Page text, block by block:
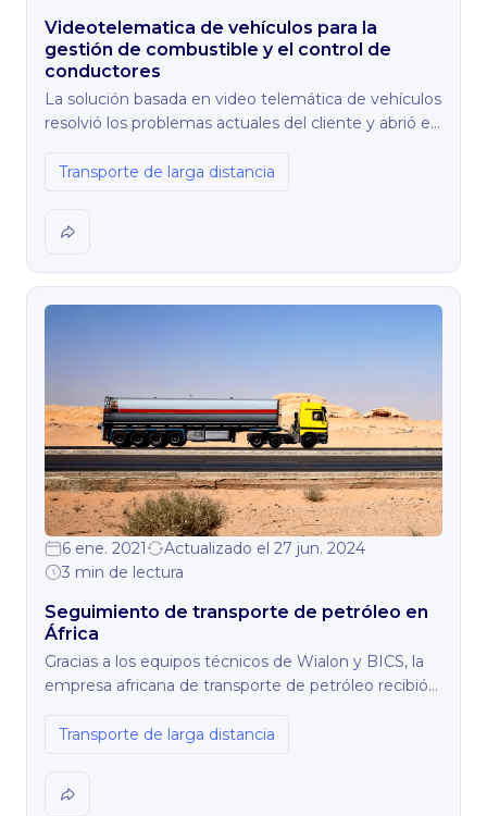
Videotelematica de vehículos para la
gestión de combustible y el control de
conductores
La solución basada en video telemática de vehículos
resolvió los problemas actuales del cliente y abrió el
funcionamiento más seguro, eficiente y rentable.
Transporte de larga distancia
6 ene. 2021
Actualizado el 27 jun. 2024
3 min de lectura
Seguimiento de transporte de petróleo en
África
Gracias a los equipos técnicos de Wialon y BICS, la
empresa africana de transporte de petróleo recibió
problemas que surgieron durante la
desconfianza al nuevo sistema, pero después de ver
Transporte de larga distancia